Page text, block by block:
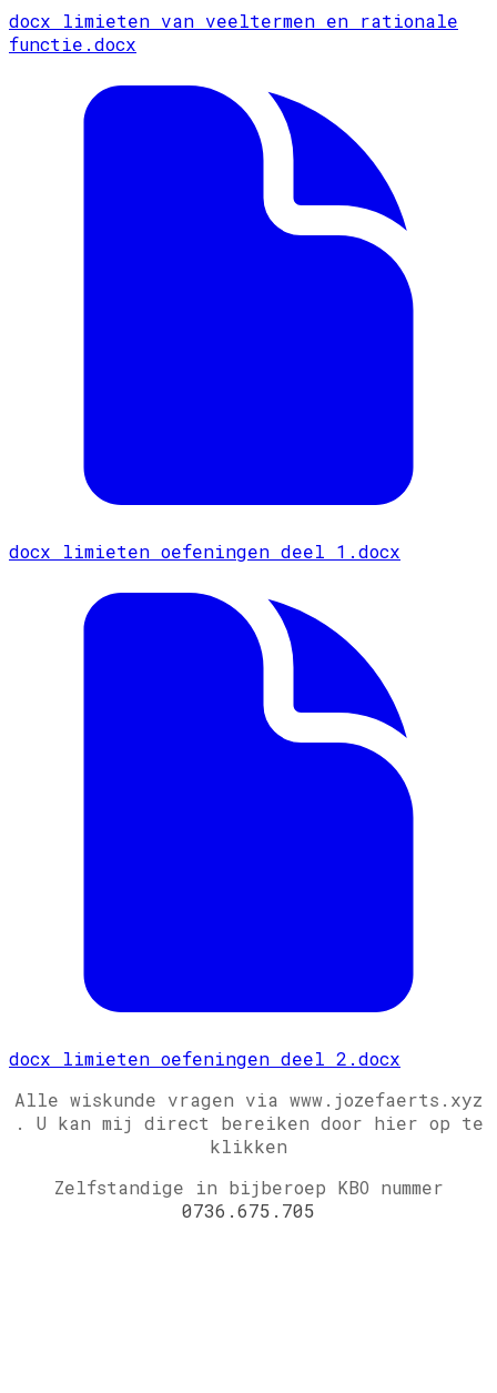
docx
limieten van veeltermen en rationale
functie.docx
docx limieten oefeningen deel 1.docx
docx
limieten oefeningen deel 2.docx
Alle wiskunde vragen via www.jozefaerts.xyz
. U kan mij direct bereiken door hier op te
klikken
Zelfstandige in bijberoep KBO nummer
0736.675.705